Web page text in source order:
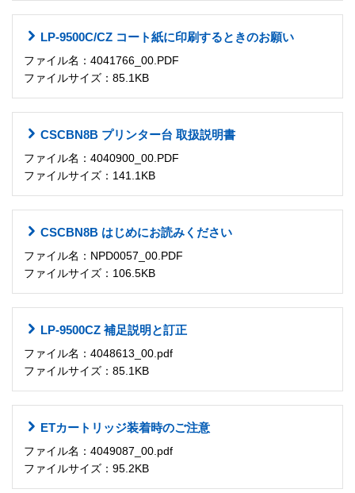
LP-9500C/CZ コート紙に印刷するときのお願い
ファイル名：4041766_00.PDF
ファイルサイズ：85.1KB
CSCBN8B プリンター台 取扱説明書
ファイル名：4040900_00.PDF
ファイルサイズ：141.1KB
CSCBN8B はじめにお読みください
ファイル名：NPD0057_00.PDF
ファイルサイズ：106.5KB
LP-9500CZ 補足説明と訂正
ファイル名：4048613_00.pdf
ファイルサイズ：85.1KB
ETカートリッジ装着時のご注意
ファイル名：4049087_00.pdf
ファイルサイズ：95.2KB